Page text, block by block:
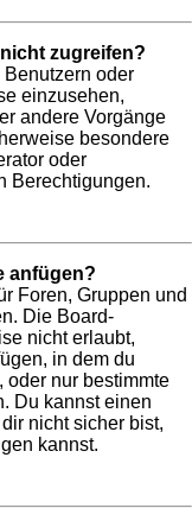
zugreifen?
oder
einzusehen,
andere Vorgänge
besondere
oder
Berechtigungen.
anfügen?
Foren, Gruppen und
Die Board-
nicht erlaubt,
in dem du
oder nur bestimmte
Du kannst einen
nicht sicher bist,
kannst.